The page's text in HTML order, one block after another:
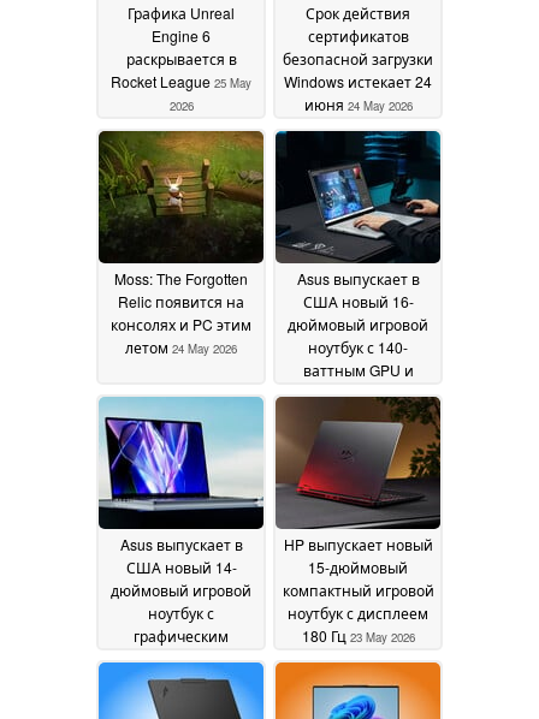
Графика Unreal
Engine 6
раскрывается в
Rocket League 25 May
2026
Срок действия
сертификатов
безопасной загрузки
Windows истекает 24
июня 24 May 2026
Moss: The Forgotten
Relic появится на
консолях и PC этим
летом 24 May 2026
Asus выпускает в
США новый 16-
дюймовый игровой
ноутбук с 140-
ваттным GPU и
OLED-дисплеем с
яркостью 1 100 нит
23 May 2026
Asus выпускает в
США новый 14-
дюймовый игровой
ноутбук с
графическим
процессором 115 Вт
и Intel Panther Lake
May 2026
HP выпускает новый
15-дюймовый
компактный игровой
ноутбук с дисплеем
180 Гц 23 May 2026